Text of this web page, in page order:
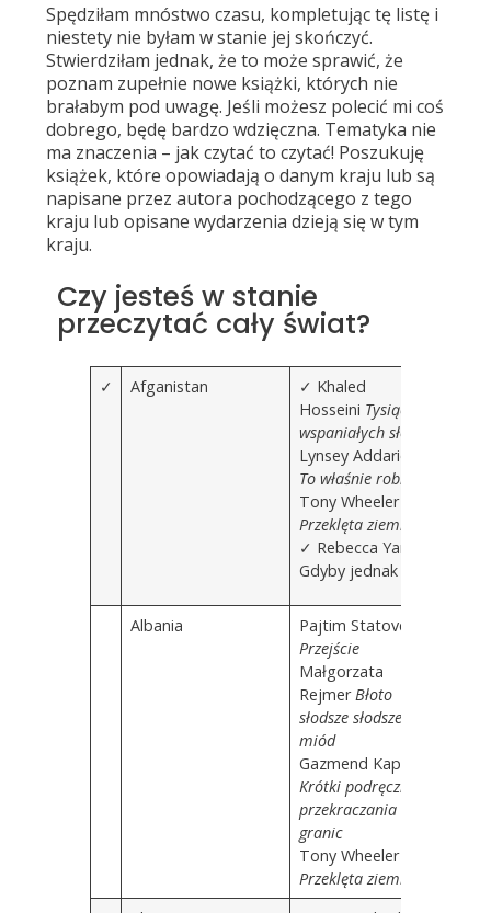
Spędziłam mnóstwo czasu, kompletując tę listę i
niestety nie byłam w stanie jej skończyć.
Stwierdziłam jednak, że to może sprawić, że
poznam zupełnie nowe książki, których nie
brałabym pod uwagę. Jeśli możesz polecić mi coś
dobrego, będę bardzo wdzięczna. Tematyka nie
ma znaczenia – jak czytać to czytać! Poszukuję
książek, które opowiadają o danym kraju lub są
napisane przez autora pochodzącego z tego
kraju lub opisane wydarzenia dzieją się w tym
kraju.
Czy jesteś w stanie
przeczytać cały świat?
✓ Afganistan
✓ Khaled
Hosseini Tysiąc
wspaniałych słońc
Lynsey Addario
To właśnie robię
Tony Wheeler
Przeklęta ziemia
✓ Rebecca Yarros
Gdyby jednak
Albania
Pajtim Statovci
Przejście
Małgorzata
RejmerBłoto
słodsze słodsze niż
miód
Gazmend Kapllani
Krótki podręcznik
przekraczania
granic
Tony Wheeler
Przeklęta ziemia